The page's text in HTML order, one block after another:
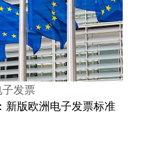
企
正
布：
子发票
新版欧洲电子发票标准